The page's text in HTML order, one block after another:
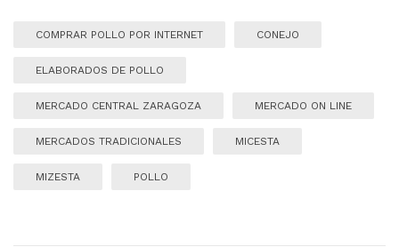
COMPRAR POLLO POR INTERNET CONEJO
ELABORADOS DE POLLO
MERCADO CENTRAL ZARAGOZA MERCADO ON LINE
MERCADOS TRADICIONALES MICESTA
MIZESTA POLLO